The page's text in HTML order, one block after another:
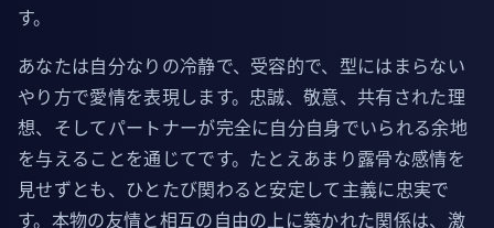
す。
あなたは自分なりの冷静で、受容的で、型にはまらない
やり方で愛情を表現します。忠誠、敬意、共有された理
想、そしてパートナーが完全に自分自身でいられる余地
を与えることを通じてです。たとえあまり露骨な感情を
見せずとも、ひとたび関わると安定して主義に忠実で
す。本物の友情と相互の自由の上に築かれた関係は、激